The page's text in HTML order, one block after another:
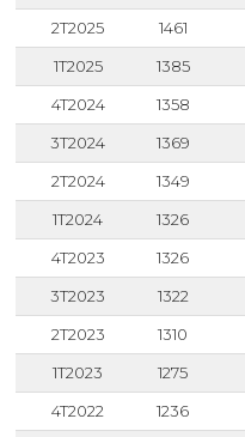
2T2025
1461
1T2025
1385
4T2024
1358
3T2024
1369
2T2024
1349
1T2024
1326
4T2023
1326
3T2023
1322
2T2023
1310
1T2023
1275
4T2022
1236